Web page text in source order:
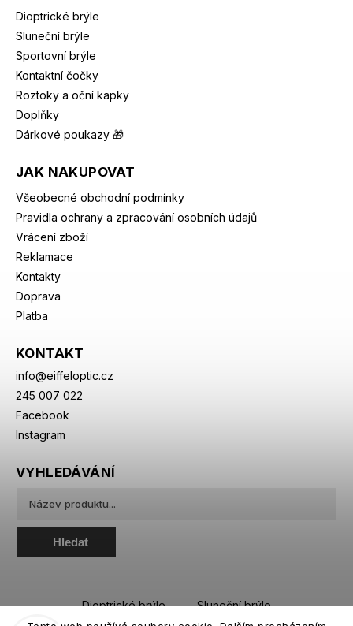
Dioptrické brýle
Sluneční brýle
Sportovní brýle
Kontaktní čočky
Roztoky a oční kapky
Doplňky
Dárkové poukazy 🎁
JAK NAKUPOVAT
Všeobecné obchodní podmínky
Pravidla ochrany a zpracování osobních údajů
Vrácení zboží
Reklamace
Kontakty
Doprava
Platba
KONTAKT
info@eiffeloptic.cz
245 007 022
Facebook
Instagram
VYHLEDÁVÁNÍ
Hledat
Dioptrické brýle
Sluneční brýle